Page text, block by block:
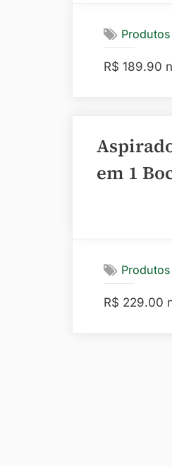
Produtos
R$ 189.90
em 1
Produtos
R$ 229.00